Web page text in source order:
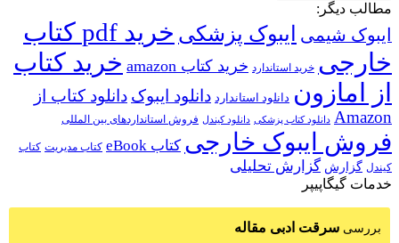
مطالب دیگر:
ایبوک شیمی ایبوک پزشکی
خرید pdf کتاب
خارجی خرید استاندارد خرید کتاب amazon
خرید کتاب
از امازون دانلود استاندارد دانلود ایبوک دانلود کتاب از
Amazon دانلود کتاب پزشکی دانلود کیندل فروش استانداردهای بین المللی
فروش ایبوک خارجی کتاب eBook کتاب مدیریت کتاب
کیندل گزارش گزارش تحلیلی
خدمات گیگاپیپر
بررسی سرقت ادبی مقاله